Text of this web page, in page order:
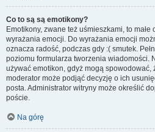
Co to są są emotikony?
Emotikony, zwane też uśmieszkami, to
wyrażania emocji. Do wyrażania emocji
oznacza radość, podczas gdy :( smutek.
poziomu formularza tworzenia wiadomości.
używać emotikon, gdyż mogą spowodować,
moderator może podjąć decyzję o ich
posta. Administrator witryny może określić
poście.
Na górę